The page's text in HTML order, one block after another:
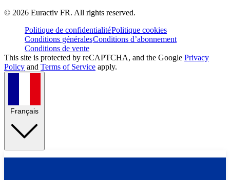
© 2026 Euractiv FR. All rights reserved.
Politique de confidentialitéPolitique cookies
Conditions généralesConditions d’abonnement
Conditions de vente
This site is protected by reCAPTCHA, and the Google Privacy
Policy and Terms of Service apply.
Français